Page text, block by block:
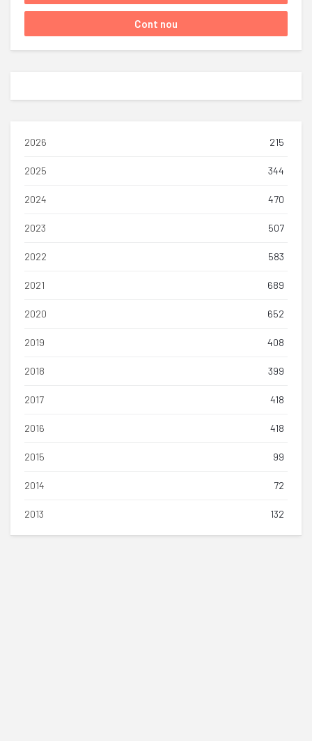
2026 215
2025 344
2024 470
2023 507
2022 583
2021 689
2020 652
2019 408
2018 399
2017 418
2016 418
2015 99
2014 72
2013 132